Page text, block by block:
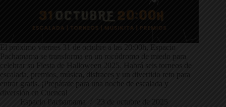
El próximo viernes 31 de octubre a las 20:00h, Espacio
Pachamama se transforma en un rocódromo de miedo para
celebrar su Fiesta de Halloween 2025. Habrá seis torneos de
escalada, premios, música, disfraces y un divertido reto para
entrar gratis. ¡Prepárate para una noche de escalada y
diversión en Cuenca!
Espacio Pachamama
23 de octubre de 2025